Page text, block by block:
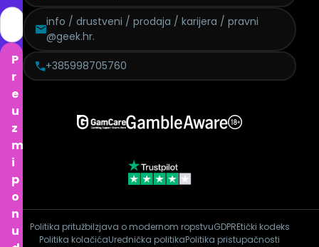
P
r
e
u
z
m
i
p
o
n
u
info / drustveni / prodaja / karijera / pravni
@geek.hr.
+385998705760
Politika pritužbiIzjava o modernom ropstvuGDPREtički kodeks
Politika kolačićaUrednička politikaPolitika pristupačnosti